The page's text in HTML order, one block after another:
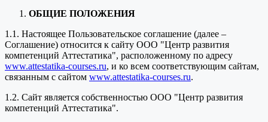
ОБЩИЕ ПОЛОЖЕНИЯ
1.1. Настоящее Пользовательское соглашение (далее –
Соглашение) относится к сайту ООО "Центр развития
компетенций Аттестатика", расположенному по адресу
www.attestatika-courses.ru, и ко всем соответствующим сайтам,
связанным с сайтом www.attestatika-courses.ru.
1.2. Сайт является собственностью ООО "Центр развития
компетенций Аттестатика".